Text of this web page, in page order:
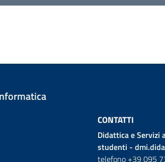
CONTATTI
Didattica e Servizi
studenti -
telefono +39 095